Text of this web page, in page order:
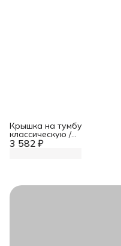
3 582 ₽
Крышка на тумбу
классическую /
поворотная